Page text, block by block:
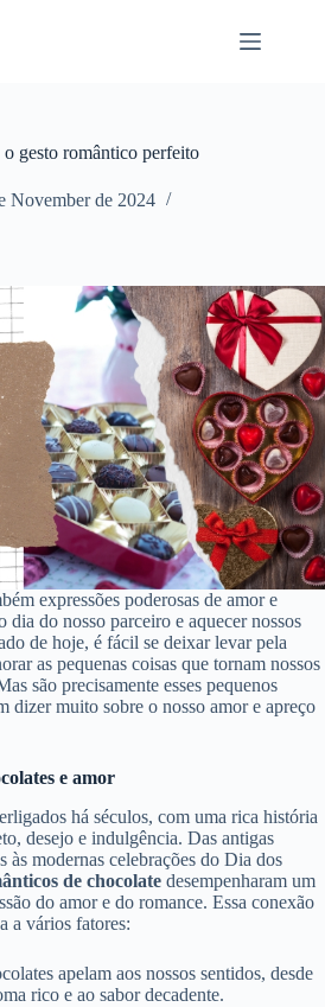
gesto romântico perfeito
November de 2024
expressões poderosas de amor e
dia do nosso parceiro e aquecer nossos
de hoje, é fácil se deixar levar pela
as pequenas coisas que tornam nossos
são precisamente esses pequenos
dizer muito sobre o nosso amor e apreço
e amor
há séculos, com uma rica história
desejo e indulgência. Das antigas
às modernas celebrações do Dia dos
de chocolate desempenharam um
do amor e do romance. Essa conexão
a vários fatores:
apelam aos nossos sentidos, desde
rico e ao sabor decadente.